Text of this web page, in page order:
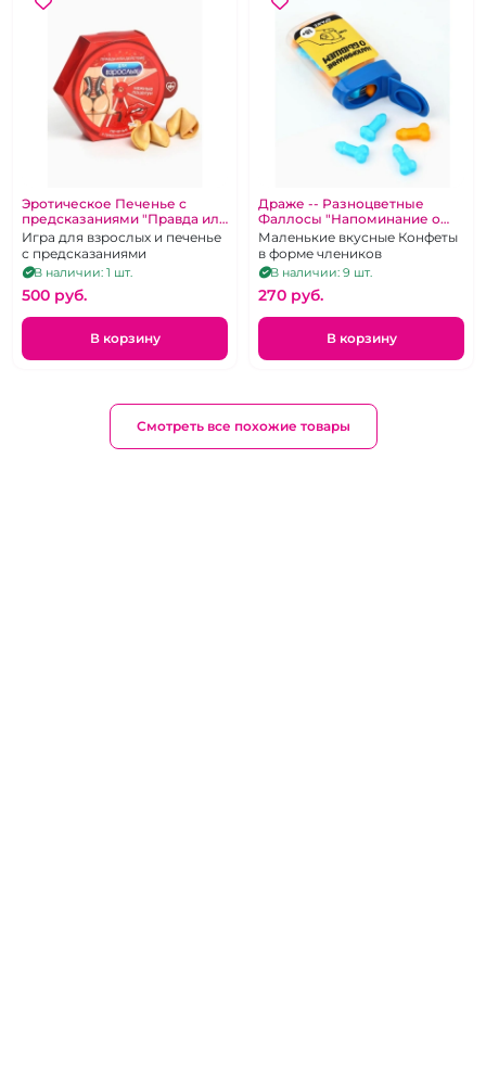
Эротическое Печенье с
предсказаниями "Правда или
действие"
Игра для взрослых и печенье
с предсказаниями
В наличии: 1 шт.
500 pуб.
В корзину
Драже -- Разноцветные
Фаллосы "Напоминание о
бывшем"
Маленькие вкусные Конфеты
в форме члеников
В наличии: 9 шт.
270 pуб.
В корзину
Смотреть все похожие товары